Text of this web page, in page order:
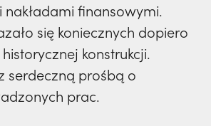
finansowymi.
się koniecznych dopiero
konstrukcji.
serdeczną prośbą o
prac.